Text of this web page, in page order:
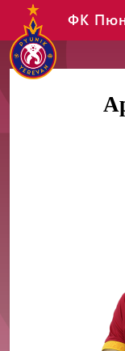
ФК